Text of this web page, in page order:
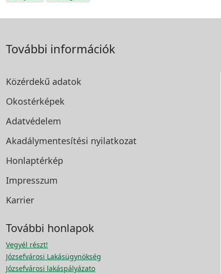
További információk
Közérdekű adatok
Okostérképek
Adatvédelem
Akadálymentesítési nyilatkozat
Honlaptérkép
Impresszum
Karrier
További honlapok
Vegyél részt!
Józsefvárosi Lakásügynökség
Józsefvárosi lakáspályázato